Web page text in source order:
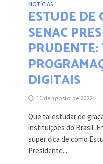
NOTÍCIAS
ESTUDE DE
SENAC
PRUDENTE:
DIGITAIS
10 de agosto de 2022
Que tal estudar de
instituições do Brasil.
super dica de como
Presidente...